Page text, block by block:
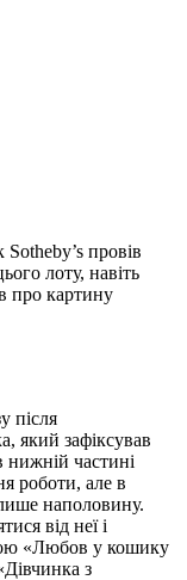
провів
лоту, навіть
про картину
після
який зафіксував
частині
роботи, але в
наполовину.
від неї і
«Любов у кошику
з